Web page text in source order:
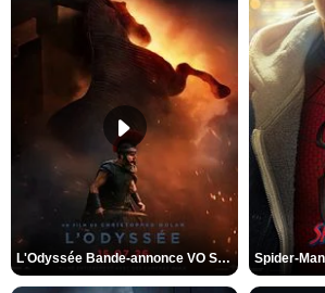
L'Odyssée Bande-annonce VO STFR